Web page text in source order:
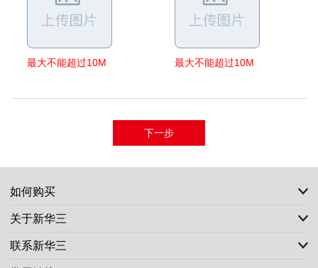
最大不能超过10M 最大不能超过10M
如何购买
关于新华三
联系新华三